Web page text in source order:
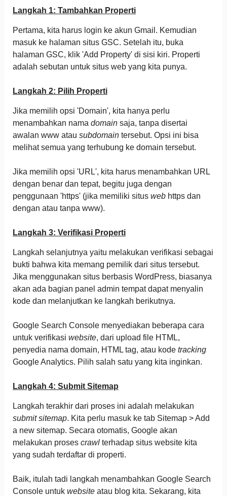
Langkah 1: Tambahkan Properti
Pertama, kita harus login ke akun Gmail. Kemudian
masuk ke halaman situs GSC. Setelah itu, buka
halaman GSC, klik 'Add Property' di sisi kiri. Properti
adalah sebutan untuk situs web yang kita punya.
Langkah 2: Pilih Properti
Jika memilih opsi 'Domain', kita hanya perlu
menambahkan nama domainsaja, tanpa disertai
awalan www atau subdomaintersebut. Opsi ini bisa
melihat semua yang terhubung ke domain tersebut.
Jika memilih opsi 'URL', kita harus menambahkan URL
dengan benar dan tepat, begitu juga dengan
penggunaan 'https' (jika memiliki situs webhttps dan
dengan atau tanpa www).
Langkah 3: Verifikasi Properti
Langkah selanjutnya yaitu melakukan verifikasi sebagai
bukti bahwa kita memang pemilik dari situs tersebut.
Jika menggunakan situs berbasis WordPress, biasanya
akan ada bagian panel admin tempat dapat menyalin
kode dan melanjutkan ke langkah berikutnya.
Google Search Console menyediakan beberapa cara
untuk verifikasi website, dari upload file HTML,
penyedia nama domain, HTML tag, atau kodetracking
Google Analytics. Pilih salah satu yang kita inginkan.
Langkah 4: Submit Sitemap
Langkah terakhir dari proses ini adalah melakukan
submit sitemap. Kita perlu masuk ke tab Sitemap > Add
a new sitemap. Secara otomatis, Google akan
melakukan proses crawlterhadap situs website kita
yang sudah terdaftar di properti.
Baik, itulah tadi langkah menambahkan Google Search
Console untuk website atau blog kita. Sekarang, kita